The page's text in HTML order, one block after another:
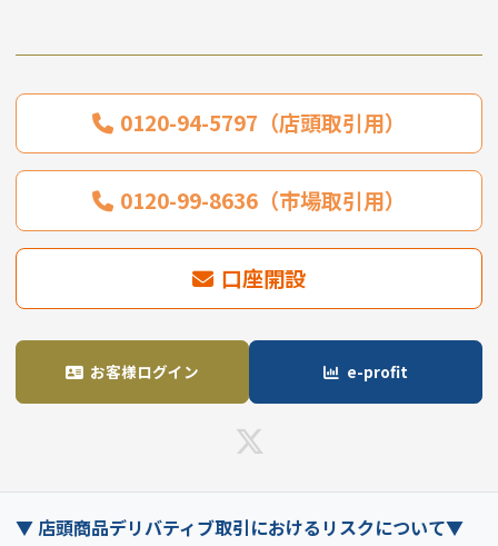
0120-94-5797（店頭取引用）
0120-99-8636（市場取引用）
口座開設
お客様ログイン e-profit
▼ 店頭商品デリバティブ取引におけるリスクについて▼